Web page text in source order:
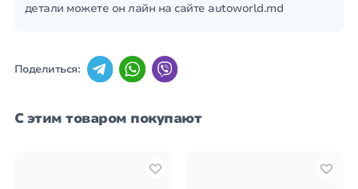
детали можете он лайн на сайте autoworld.md
Поделиться:
С этим товаром покупают